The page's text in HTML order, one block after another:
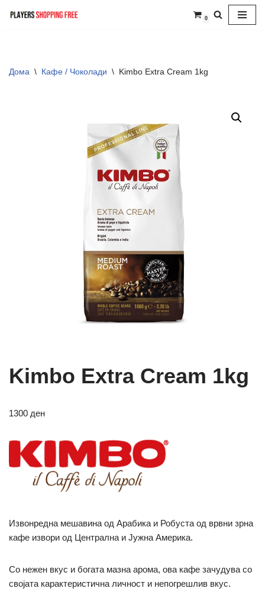
0
Дома \ Кафе / Чоколади \ Kimbo Extra Cream 1kg
Kimbo Extra Cream 1kg
1300 ден
Извонредна мешавина од Арабика и Робуста од врвни зрна
кафе извори од Централна и Јужна Америка.
Со нежен вкус и богата мазна арома, ова кафе зачудува со
својата карактеристична личност и непогрешлив вкус.